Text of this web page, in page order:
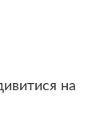
на